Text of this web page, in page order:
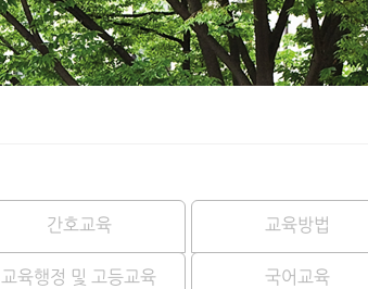
간호교육 교육방법
교육행정 및 고등교육 국어교육